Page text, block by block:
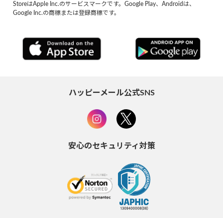
StoreはApple Inc.のサービスマークです。Google Play、Androidは、
Google Inc.の商標または登録商標です。
ハッピーメール公式SNS
安心のセキュリティ対策